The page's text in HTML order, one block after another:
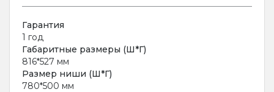
Гарантия
1 год
Габаритные размеры (Ш*Г)
816*527 мм
Размер ниши (Ш*Г)
780*500 мм